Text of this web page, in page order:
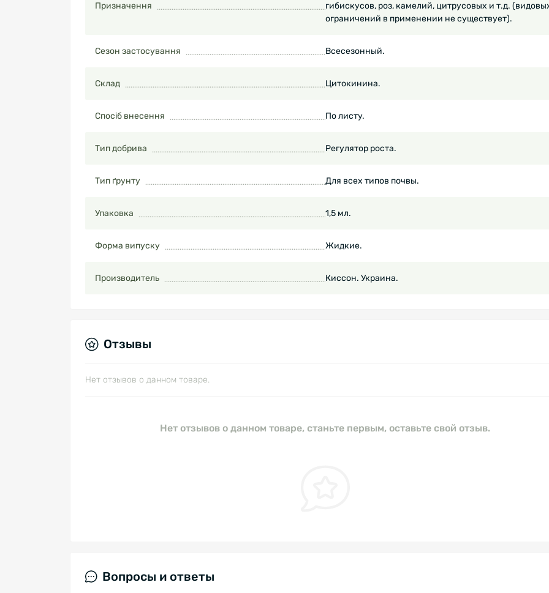
Призначення
гибискусов, роз, камелий, цитрусовых и т.д.
ограничений в применении не существует).
Сезон застосування Всесезонный.
Склад Цитокинина.
Спосіб внесення По листу.
Тип добрива Регулятор роста.
Тип ґрунту Для всех типов почвы.
Упаковка 1,5 мл.
Форма випуску Жидкие.
Производитель Киссон. Украина.
Отзывы
Нет отзывов о данном товаре.
Нет отзывов о данном товаре, станьте первым, оставьте свой отзыв.
Вопросы и ответы